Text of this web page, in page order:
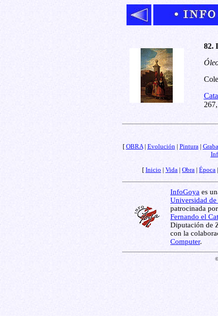
82.
[ OBRA| Evolución| Pintura|
[ Inicio | Vida | Obra | Época
InfoGoya es
Universidad de
patrocinada
Fernando el
Diputación de
con la
Computer.